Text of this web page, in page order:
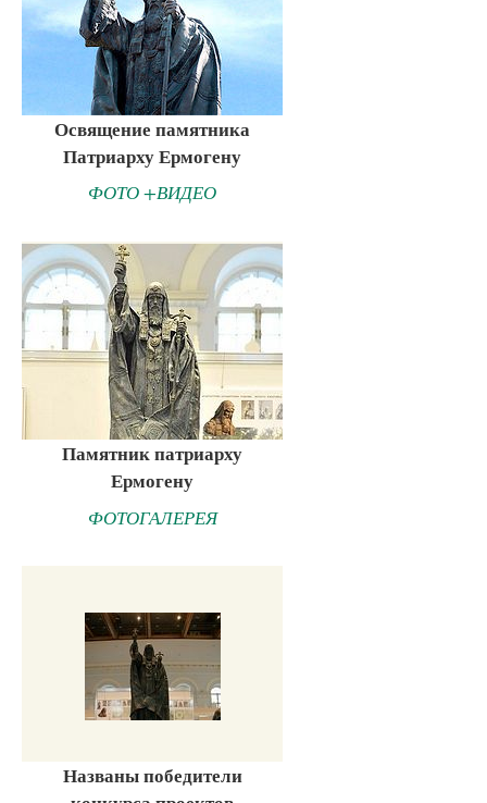
Освящение памятника
Патриарху Ермогену
ФОТО +ВИДЕО
Памятник патриарху
Ермогену
ФОТОГАЛЕРЕЯ
Названы победители